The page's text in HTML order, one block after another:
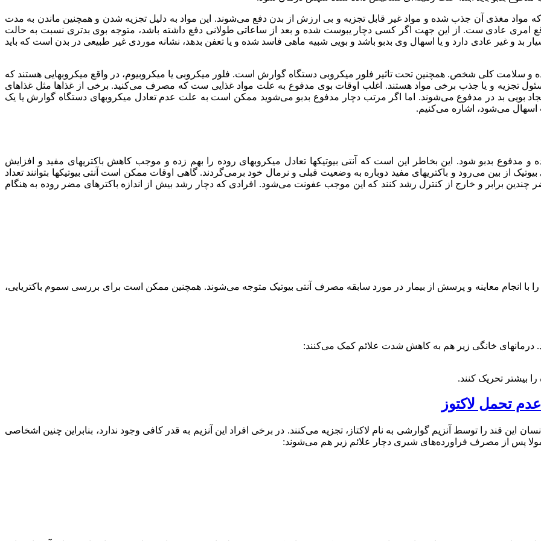
مغذی آن جذب شده و مواد غیر قابل تجزیه و بی ارزش از بدن دفع می‌شوند. این مواد به دلیل تجزیه شدن و همچنین ماندن به مدت
بد در واقع امری عادی ست. از این جهت اگر کسی دچار یبوست شده و بعد از ساعاتی طولانی دفع داشته باشد، متوجه بوی بدتری نسبت به حالت
و غیر عادی دارد و یا اسهال وی بدبو باشد و بویی شبیه ماهی فاسد شده و یا تعفن بدهد، نشانه موردی غیر طبیعی در بدن است که باید
و سلامت کلی شخص. همچنین تحت تاثیر فلور میکروبی دستگاه گوارش است. فلور میکروبی یا میکروبیوم، در واقع میکروبهایی هستند که
تجزیه و یا جذب برخی مواد هستند. اغلب اوقات بوی مدفوع به علت مواد غذایی ست که مصرف می‌کنید. برخی از غذاها مثل غذاهای
بویی بد در مدفوع می‌شوند. اما اگر مرتب دچار مدفوع بدبو می‌شوید ممکن است به علت عدم تعادل میکروبهای دستگاه گوارش یا یک
اسهال می‌شود، اشاره می‌کنیم.
بدبو شود. این بخاطر این است که آنتی بیوتیکها تعادل میکروبهای روده را بهم زده و موجب کاهش باکتریهای مفید و افزایش
از بین می‌رود و باکتریهای مفید دوباره به وضعیت قبلی و نرمال خود برمی‌گردند. گاهی اوقات ممکن است آنتی بیوتیکها بتوانند تعداد
چندین برابر و خارج از کنترل رشد کنند که این موجب عفونت می‌شود. افرادی که دچار رشد بیش از اندازه باکترهای مضر روده به هنگام
با انجام معاینه و پرسش از بیمار در مورد سابقه مصرف آنتی بیوتیک متوجه می‌شوند. همچنین ممکن است برای بررسی سموم باکتریایی،
درمانهای خانگی زیر هم به کاهش شدت علائم کمک می‌کنند:
بیشتر تحریک کنند.
این قند را توسط آنزیم گوارشی به نام لاکتاز، تجزیه می‌کنند. در برخی افراد این آنزیم به قدر کافی وجود ندارد، بنابراین چنین اشخاصی
پس از مصرف فراورده‌های شیری دچار علائم زیر هم می‌شوند: